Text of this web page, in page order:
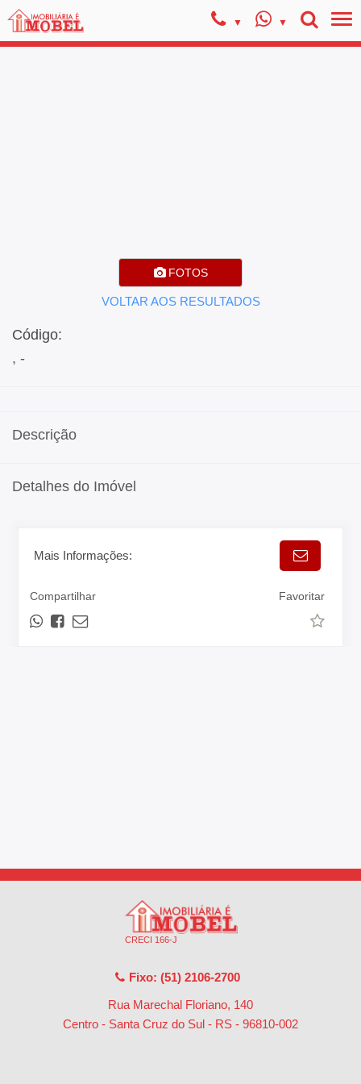
FOTOS
VOLTAR AOS RESULTADOS
Código:
, -
Descrição
Detalhes do Imóvel
Mais Informações:
Compartilhar Favoritar
CRECI 166-J
Fixo: (51) 2106-2700
Rua Marechal Floriano, 140
Centro - Santa Cruz do Sul - RS - 96810-002